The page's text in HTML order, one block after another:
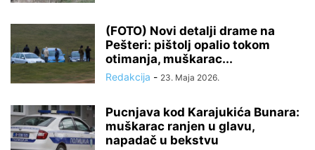
(FOTO) Novi detalji drame na
Pešteri: pištolj opalio tokom
otimanja, muškarac...
Redakcija - 23. Maja 2026.
Pucnjava kod Karajukića Bunara:
muškarac ranjen u glavu,
napadač u bekstvu